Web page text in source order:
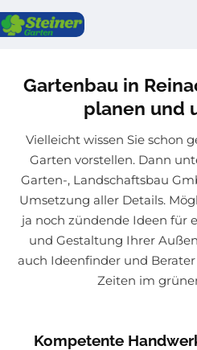
Zum Inhalt springen
Gartenbau in
planen und
Vielleicht wissen Sie schon
Garten vorstellen. Dann
Garten-, Landschaftsbau
Umsetzung aller Details.
ja noch zündende Ideen für
und Gestaltung Ihrer
auch Ideenfinder und
Zeiten im
Kompetente